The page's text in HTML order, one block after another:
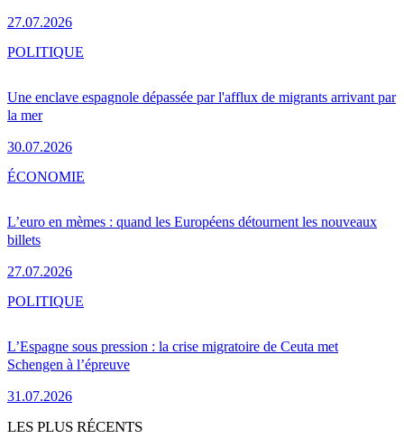
27.07.2026
Une enclave espagnole dépassée par l'afflux de migrants arrivant par
la mer
30.07.2026
POLITIQUE
L’euro en mèmes : quand les Européens détournent les nouveaux
billets
27.07.2026
ÉCONOMIE
L’Espagne sous pression : la crise migratoire de Ceuta met
Schengen à l’épreuve
31.07.2026
POLITIQUE
LES PLUS RÉCENTS